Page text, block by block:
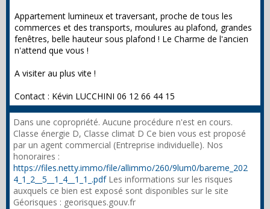
Appartement lumineux et traversant, proche de tous les
commerces et des transports, moulures au plafond, grandes
fenêtres, belle hauteur sous plafond ! Le Charme de l'ancien
n'attend que vous !
A visiter au plus vite !
Contact : Kévin LUCCHINI 06 12 66 44 15
Dans une copropriété. Aucune procédure n'est en cours.
Classe énergie D, Classe climat D Ce bien vous est proposé
par un agent commercial (Entreprise individuelle). Nos
honoraires :
https://files.netty.immo/file/allimmo/260/9lum0/bareme_202
4_1_2__5__1_4__1_1_.pdfLes informations sur les risques
auxquels ce bien est exposé sont disponibles sur le site
Géorisques : georisques.gouv.fr